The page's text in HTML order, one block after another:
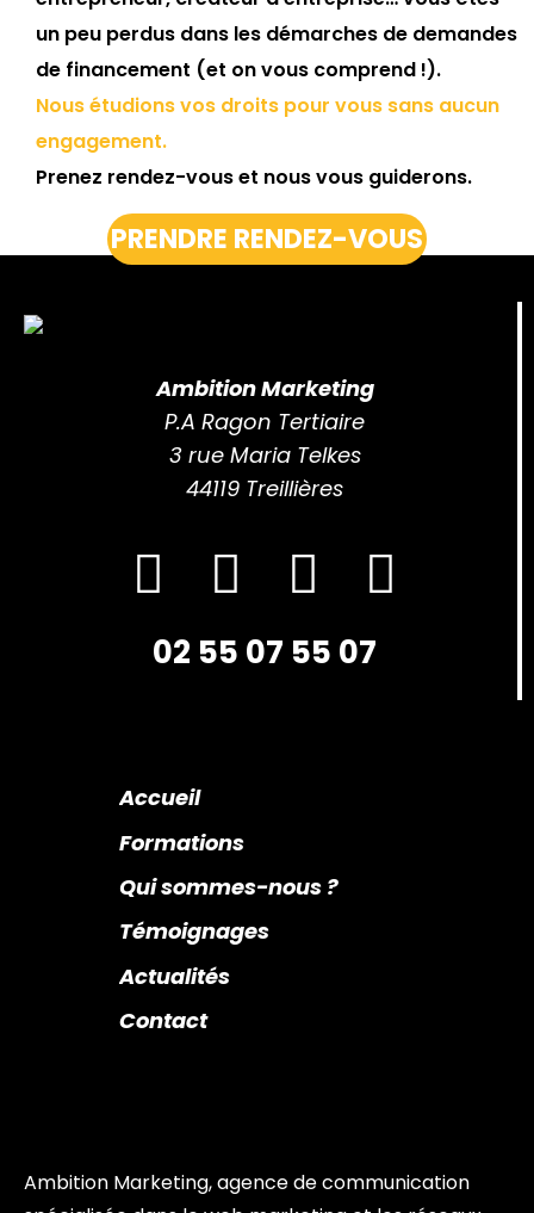
un peu perdus dans les démarches de demandes
de financement (et on vous comprend !).
Nous étudions vos droits pour vous sans aucun
engagement.
Prenez rendez-vous et nous vous guiderons.
PRENDRE RENDEZ-VOUS
Ambition Marketing
P.A Ragon Tertiaire
3 rue Maria Telkes
44119 Treillières
02 55 07 55 07
Accueil
Formations
Qui sommes-nous ?
Témoignages
Actualités
Contact
Ambition Marketing, agence de communication